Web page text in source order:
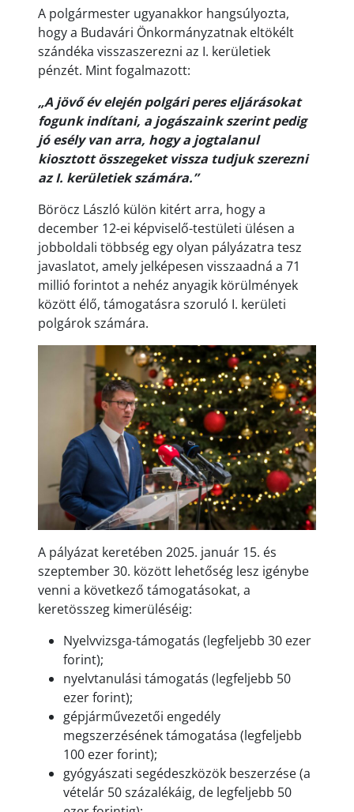
A polgármester ugyanakkor hangsúlyozta,
hogy a Budavári Önkormányzatnak eltökélt
szándéka visszaszerezni az I. kerületiek
pénzét. Mint fogalmazott:
„A jövő év elején polgári peres eljárásokat
fogunk indítani, a jogászaink szerint pedig
jó esély van arra, hogy a jogtalanul
kiosztott összegeket vissza tudjuk szerezni
az I. kerületiek számára.”
Böröcz László külön kitért arra, hogy a
december 12-ei képviselő-testületi ülésen a
jobboldali többség egy olyan pályázatra tesz
javaslatot, amely jelképesen visszaadná a 71
millió forintot a nehéz anyagik körülmények
között élő, támogatásra szoruló I. kerületi
polgárok számára.
A pályázat keretében 2025. január 15. és
szeptember 30. között lehetőség lesz igénybe
venni a következő támogatásokat, a
keretösszeg kimerüléséig:
Nyelvvizsga-támogatás (legfeljebb 30 ezer
forint);
nyelvtanulási támogatás (legfeljebb 50
ezer forint);
gépjárművezetői engedély
megszerzésének támogatása (legfeljebb
100 ezer forint);
gyógyászati segédeszközök beszerzése (a
vételár 50 százalékáig, de legfeljebb 50